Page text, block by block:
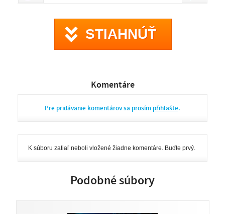
STIAHNÚŤ
Komentáre
Pre pridávanie komentárov sa prosím přihlašte.
K súboru zatiaľ neboli vložené žiadne komentáre. Buďte prvý.
Podobné súbory